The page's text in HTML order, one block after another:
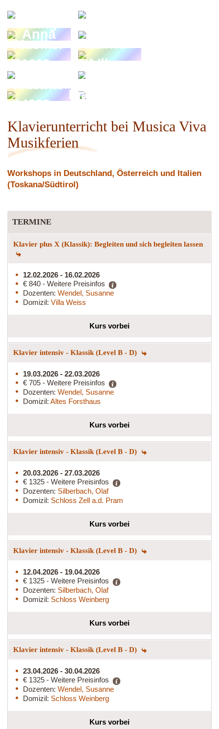
Willing
Anna
Dawid
Adler
Musiker
50609
Tim
Stolzmann
-
Khadira
Musiker
14039
Pianowoman
Klavierunterricht bei Musica Viva
Musikferien
Workshops in Deutschland, Österreich und Italien
(Toskana/Südtirol)
TERMINE
Klavier plus X (Klassik): Begleiten und sich begleiten lassen
12.02.2026 - 16.02.2026
€ 840 - Weitere Preisinfos
Dozenten: Wendel, Susanne
Domizil: Villa Weiss
Kurs vorbei
Klavier intensiv - Klassik (Level B - D)
19.03.2026 - 22.03.2026
€ 705 - Weitere Preisinfos
Dozenten: Wendel, Susanne
Domizil: Altes Forsthaus
Kurs vorbei
Klavier intensiv - Klassik (Level B - D)
20.03.2026 - 27.03.2026
€ 1325 - Weitere Preisinfos
Dozenten: Silberbach, Olaf
Domizil: Schloss Zell a.d. Pram
Kurs vorbei
Klavier intensiv - Klassik (Level B - D)
12.04.2026 - 19.04.2026
€ 1325 - Weitere Preisinfos
Dozenten: Silberbach, Olaf
Domizil: Schloss Weinberg
Kurs vorbei
Klavier intensiv - Klassik (Level B - D)
23.04.2026 - 30.04.2026
€ 1325 - Weitere Preisinfos
Dozenten: Wendel, Susanne
Domizil: Schloss Weinberg
Kurs vorbei